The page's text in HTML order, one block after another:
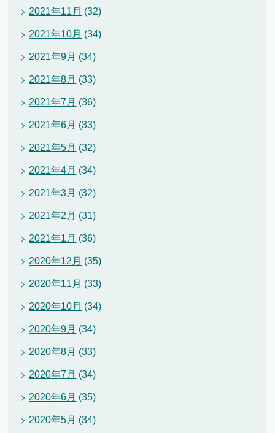
2021年11月 (32)
2021年10月 (34)
2021年9月 (34)
2021年8月 (33)
2021年7月 (36)
2021年6月 (33)
2021年5月 (32)
2021年4月 (34)
2021年3月 (32)
2021年2月 (31)
2021年1月 (36)
2020年12月 (35)
2020年11月 (33)
2020年10月 (34)
2020年9月 (34)
2020年8月 (33)
2020年7月 (34)
2020年6月 (35)
2020年5月 (34)